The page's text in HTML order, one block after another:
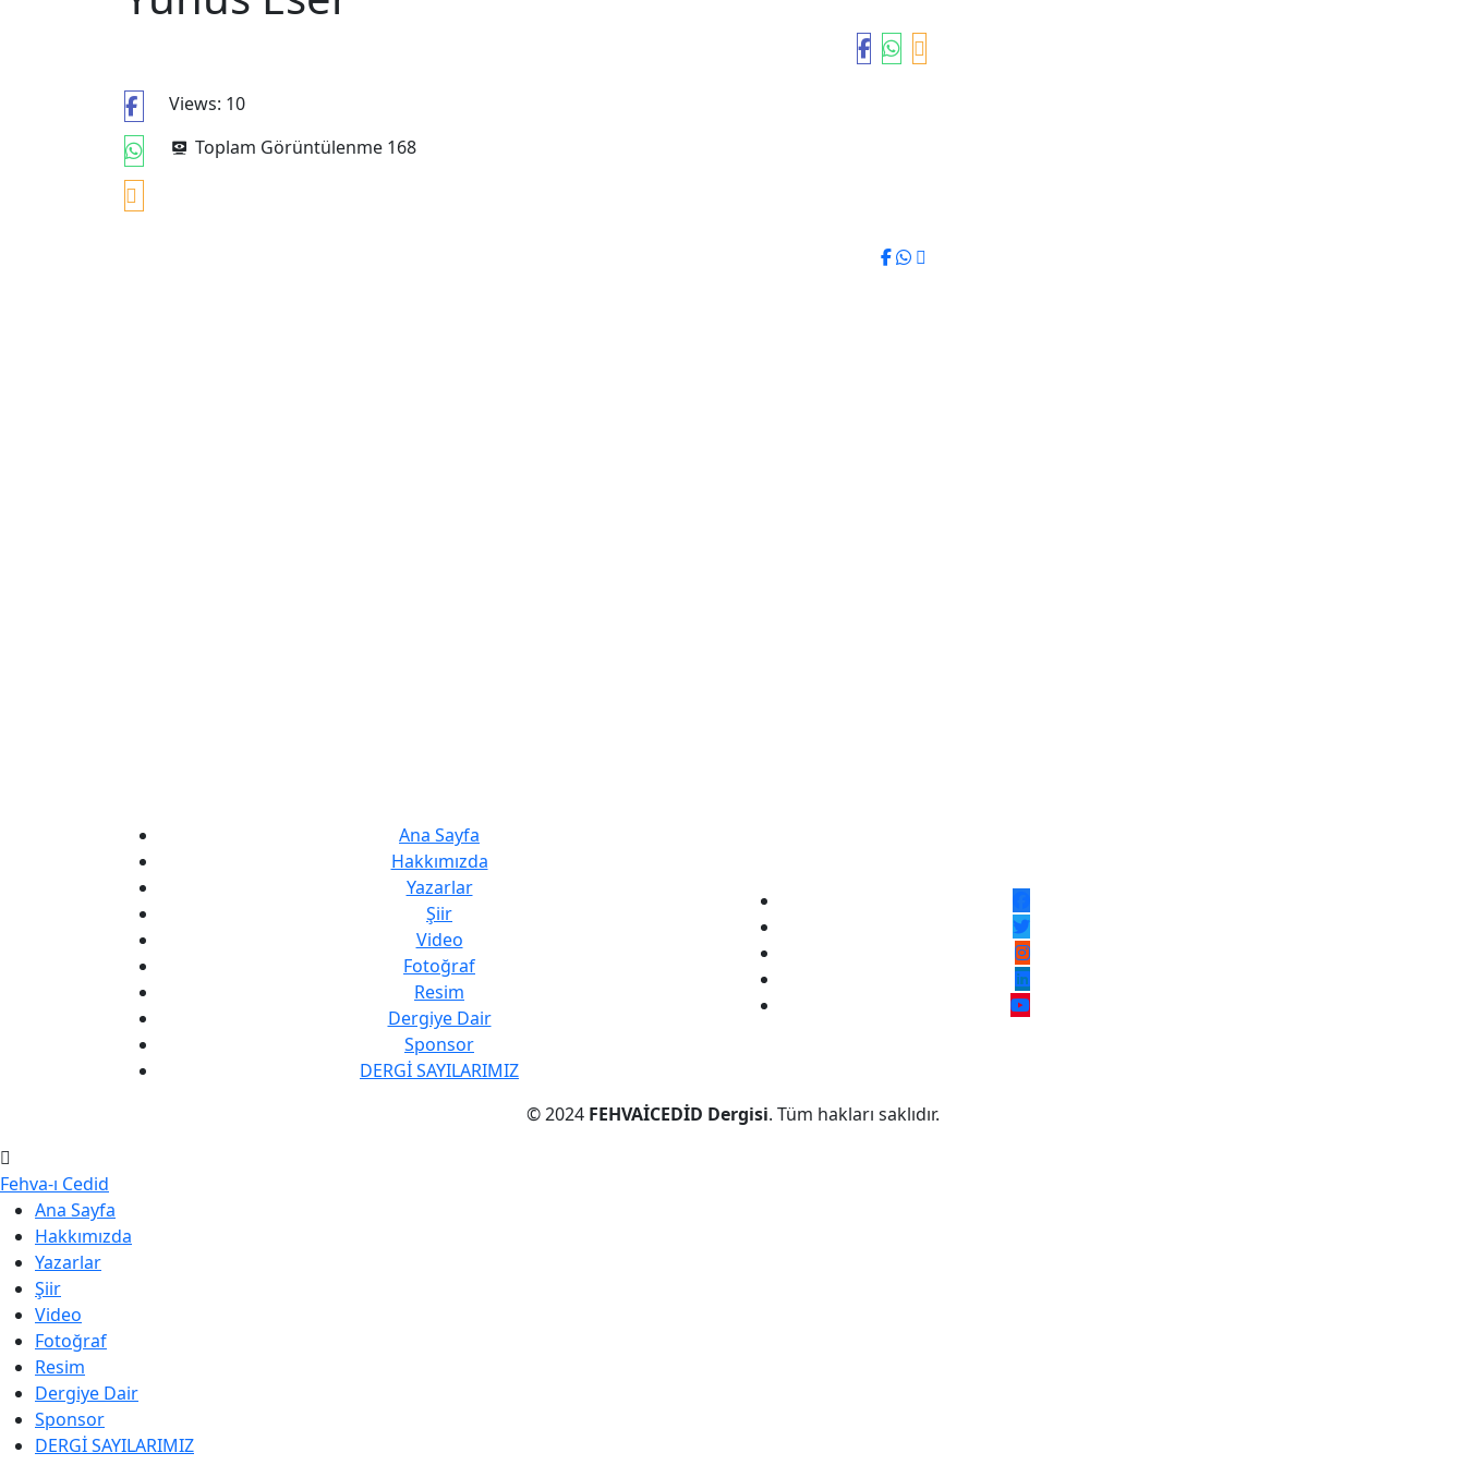
Views: 10
Toplam Görüntülenme 168
Ana Sayfa
Hakkımızda
Yazarlar
Şiir
Video
Fotoğraf
Resim
Dergiye Dair
Sponsor
DERGİ SAYILARIMIZ
© 2024 FEHVAİCEDİD Dergisi. Tüm hakları saklıdır.
Fehva-ı Cedid
Ana Sayfa
Hakkımızda
Yazarlar
Şiir
Video
Fotoğraf
Resim
Dergiye Dair
Sponsor
DERGİ SAYILARIMIZ